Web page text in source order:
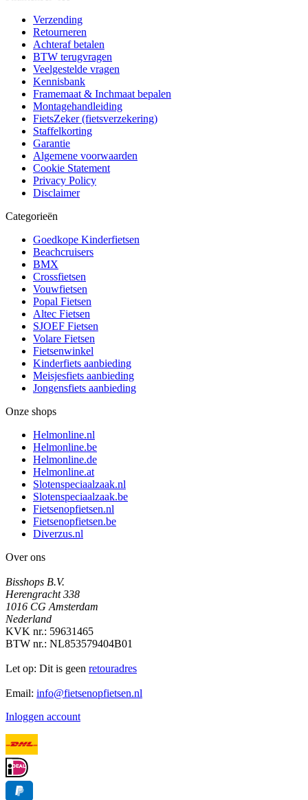
Verzending
Retourneren
Achteraf betalen
BTW terugvragen
Veelgestelde vragen
Kennisbank
Framemaat & Inchmaat bepalen
Montagehandleiding
FietsZeker (fietsverzekering)
Staffelkorting
Garantie
Algemene voorwaarden
Cookie Statement
Privacy Policy
Disclaimer
Categorieën
Goedkope Kinderfietsen
Beachcruisers
BMX
Crossfietsen
Vouwfietsen
Popal Fietsen
Altec Fietsen
SJOEF Fietsen
Volare Fietsen
Fietsenwinkel
Kinderfiets aanbieding
Meisjesfiets aanbieding
Jongensfiets aanbieding
Onze shops
Helmonline.nl
Helmonline.be
Helmonline.de
Helmonline.at
Slotenspeciaalzaak.nl
Slotenspeciaalzaak.be
Fietsenopfietsen.nl
Fietsenopfietsen.be
Diverzus.nl
Over ons
Bisshops B.V.
Herengracht 338
1016 CG Amsterdam
Nederland
KVK nr.: 59631465
BTW nr.: NL853579404B01
Let op: Dit is geen retouradres
Email: info@fietsenopfietsen.nl
Inloggen account